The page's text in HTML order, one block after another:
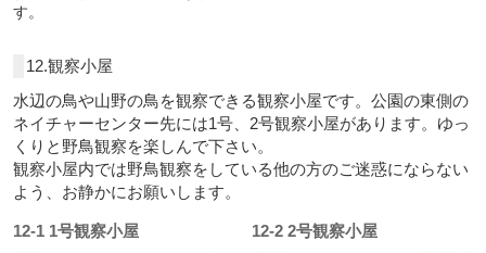
す。
12.観察小屋
水辺の鳥や山野の鳥を観察できる観察小屋です。公園の東側の
ネイチャーセンター先には1号、2号観察小屋があります。ゆっ
くりと野鳥観察を楽しんで下さい。
観察小屋内では野鳥観察をしている他の方のご迷惑にならない
よう、お静かにお願いします。
12-1 1号観察小屋 12-2 2号観察小屋